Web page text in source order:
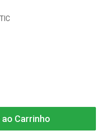
Carrinho